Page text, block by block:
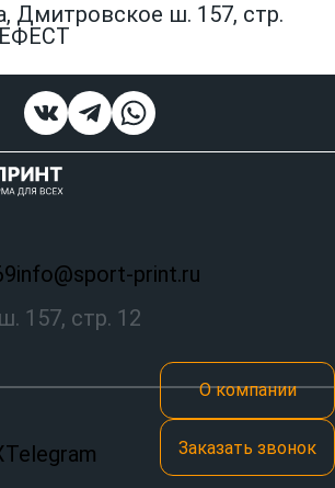
Дмитровское ш. 157, стр.
info@sport-print.ru
157, стр. 12
Telegram
О компании
Заказать звонок